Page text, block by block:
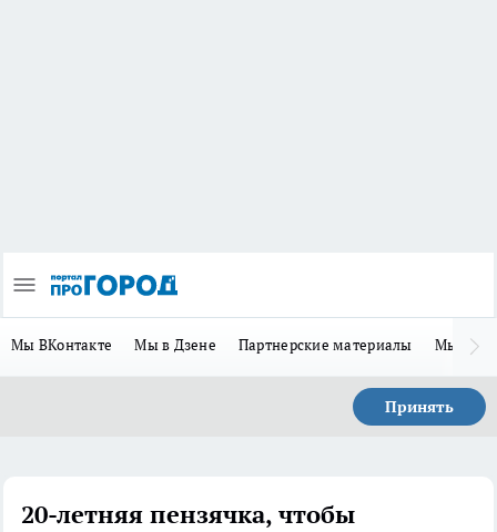
Мы ВКонтакте Мы в Дзене Партнерские материалы Мы в
Принять
20-летняя пензячка, чтобы